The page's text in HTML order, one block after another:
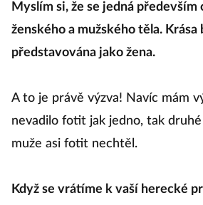
Myslím si, že se jedná především
ženského a mužského těla. Krása
představována jako žena.
A to je právě výzva! Navíc mám
nevadilo fotit jak jedno, tak
muže asi fotit nechtěl.
Když se vrátíme k vaší herecké